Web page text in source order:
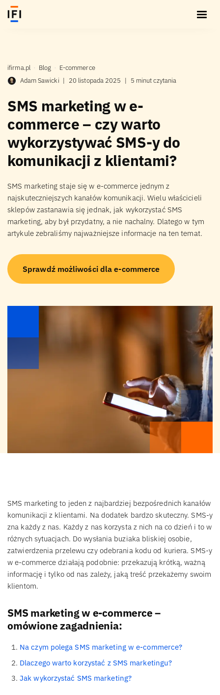
ifirma.pl Blog
E-commerce
Adam Sawicki | 20 listopada 2025 | 5 minut czytania
SMS marketing w e-
commerce – czy warto
wykorzystywać SMS-y do
komunikacji z klientami?
SMS marketing staje się w e-commerce jednym z
najskuteczniejszych kanałów komunikacji. Wielu właścicieli
sklepów zastanawia się jednak, jak wykorzystać SMS
marketing, aby był przydatny, a nie nachalny. Dlatego w tym
artykule zebraliśmy najważniejsze informacje na ten temat.
Sprawdź możliwości dla e-commerce
SMS marketing to jeden z najbardziej bezpośrednich kanałów
komunikacji z klientami. Na dodatek bardzo skuteczny. SMS-y
zna każdy z nas. Każdy z nas korzysta z nich na co dzień i to w
różnych sytuacjach. Do wysłania buziaka bliskiej osobie,
zatwierdzenia przelewu czy odebrania kodu od kuriera. SMS-y
w e-commerce działają podobnie: przekazują krótką, ważną
informację i tylko od nas zależy, jaką treść przekażemy swoim
klientom.
SMS marketing w e-commerce –
omówione zagadnienia:
Na czym polega SMS marketing w e-commerce?
Dlaczego warto korzystać z SMS marketingu?
Jak wykorzystać SMS marketing?